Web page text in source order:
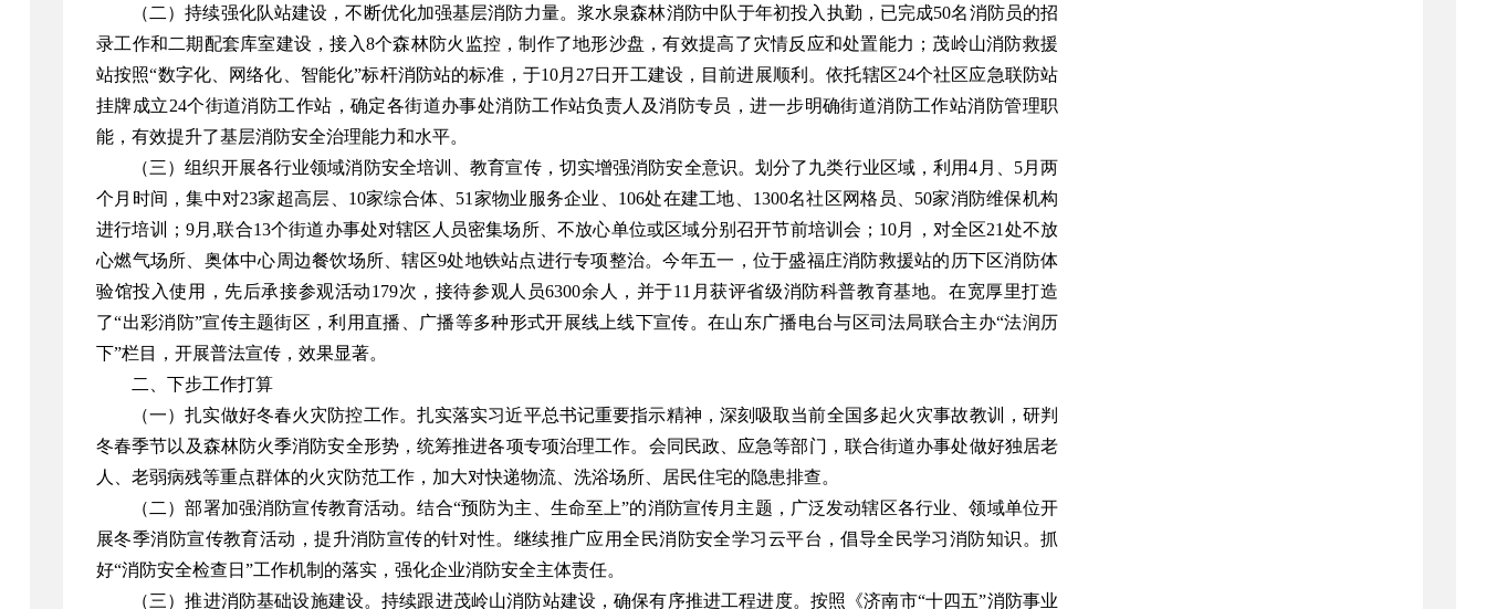
（二）持续强化队站建设，不断优化加强基层消防力量。浆水泉森林消防中队于年初投入执勤，已完成50名消防员的招
录工作和二期配套库室建设，接入8个森林防火监控，制作了地形沙盘，有效提高了灾情反应和处置能力；茂岭山消防救援
站按照“数字化、网络化、智能化”标杆消防站的标准，于10月27日开工建设，目前进展顺利。依托辖区24个社区应急联防站
挂牌成立24个街道消防工作站，确定各街道办事处消防工作站负责人及消防专员，进一步明确街道消防工作站消防管理职
能，有效提升了基层消防安全治理能力和水平。
（三）组织开展各行业领域消防安全培训、教育宣传，切实增强消防安全意识。划分了九类行业区域，利用4月、5月两
个月时间，集中对23家超高层、10家综合体、51家物业服务企业、106处在建工地、1300名社区网格员、50家消防维保机构
进行培训；9月,联合13个街道办事处对辖区人员密集场所、不放心单位或区域分别召开节前培训会；10月，对全区21处不放
心燃气场所、奥体中心周边餐饮场所、辖区9处地铁站点进行专项整治。今年五一，位于盛福庄消防救援站的历下区消防体
验馆投入使用，先后承接参观活动179次，接待参观人员6300余人，并于11月获评省级消防科普教育基地。在宽厚里打造
了“出彩消防”宣传主题街区，利用直播、广播等多种形式开展线上线下宣传。在山东广播电台与区司法局联合主办“法润历
下”栏目，开展普法宣传，效果显著。
二、下步工作打算
（一）扎实做好冬春火灾防控工作。扎实落实习近平总书记重要指示精神，深刻吸取当前全国多起火灾事故教训，研判
冬春季节以及森林防火季消防安全形势，统筹推进各项专项治理工作。会同民政、应急等部门，联合街道办事处做好独居老
人、老弱病残等重点群体的火灾防范工作，加大对快递物流、洗浴场所、居民住宅的隐患排查。
（二）部署加强消防宣传教育活动。结合“预防为主、生命至上”的消防宣传月主题，广泛发动辖区各行业、领域单位开
展冬季消防宣传教育活动，提升消防宣传的针对性。继续推广应用全民消防安全学习云平台，倡导全民学习消防知识。抓
好“消防安全检查日”工作机制的落实，强化企业消防安全主体责任。
（三）推进消防基础设施建设。持续跟进茂岭山消防站建设，确保有序推进工程进度。按照《济南市“十四五”消防事业